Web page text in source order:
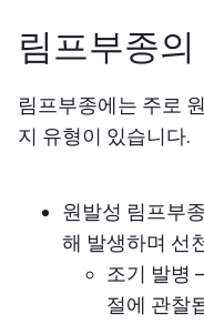
림프부종의
림프부종에는 주로
지 유형이 있습니다.
원발성 림프부
해 발생하며 선
조기 발병
절에 관찰